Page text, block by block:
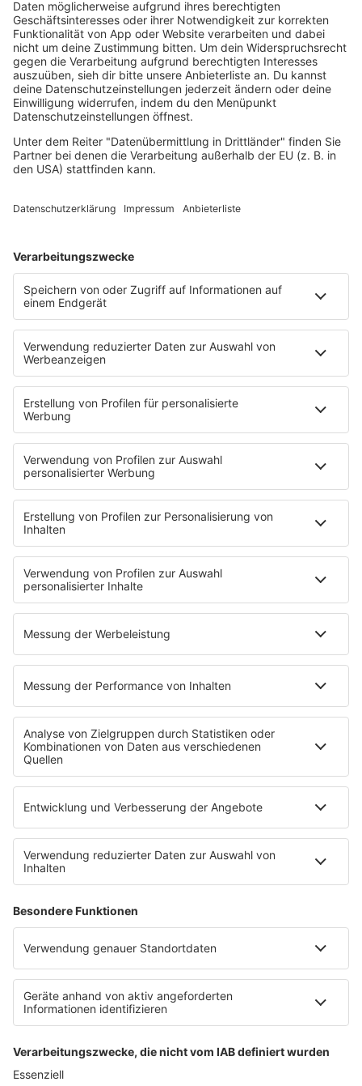
Lovesongs
Mayday
Rave
Reggae
RnB Ballads
Rock
Soul & RnB
Techno
Trance
Podcast
Pop Crimes
The Story / Loveparade
90er Kids mit Oli.P
YouTube
90s90s DE:CODED
Musik
News
HITstory
Was macht eigentlich?
Listing
Back to the 90s
Mitmachen
Aktionen & Events
90s90s Countdown
Empfang
90s90s App
Sonos
Service
FAQs
Kontakt
Datenschutz
Datenschutz Facebook & Instagram-Fanpage
Datenschutzeinstellungen
Allgemeine Teilnahmebedingungen
Werbung schalten
80s80s.de